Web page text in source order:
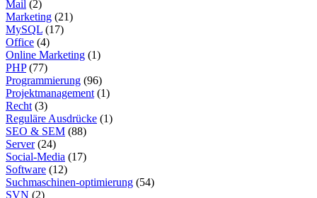
Mail (2)
Marketing (21)
MySQL (17)
Office (4)
Online Marketing (1)
PHP(77)
Programmierung (96)
Projektmanagement (1)
Recht (3)
Reguläre Ausdrücke (1)
SEO & SEM (88)
Server(24)
Social-Media (17)
Software (12)
Suchmaschinen-optimierung (54)
SVN (2)